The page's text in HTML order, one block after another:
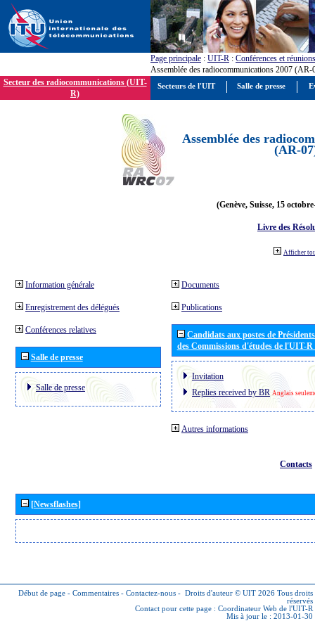
Page principale : UIT-R : Conférences et réunions
Assemblée des radiocommunications 2007 (AR-
Secteur des radiocommunications (UIT-
R)
Assemblée des
(AR-
(Genève, Suisse, 15
Livre des
Afficher
Information générale
Enregistrement des délégués
Conférences relatives
Salle de presse
Salle de presse
Documents
Publications
Candidats aux postes de
des Commissions d'études de l'UIT-
Invitation
Replies received by BR Anglais
Autres informations
Contacts
[Newsflashes]
Début de page - Commentaires - Contactez-nous - Droits d'auteur © UIT 2026 Tous droits
réservés
Contact pour cette page : Coordinateur Web de l'UIT-R
Mis à jour le : 2013-01-30
Secteurs de l'UIT Salle de presse